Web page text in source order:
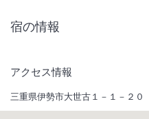
宿の情報
アクセス情報
三重県伊勢市大世古１－１－２０